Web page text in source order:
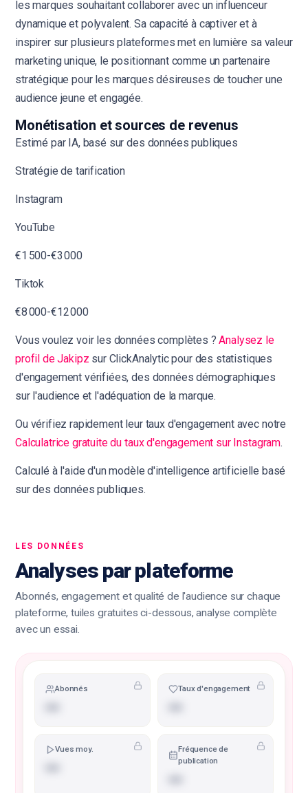
les marques souhaitant collaborer avec un influenceur
dynamique et polyvalent. Sa capacité à captiver et à
inspirer sur plusieurs plateformes met en lumière sa valeur
marketing unique, le positionnant comme un partenaire
stratégique pour les marques désireuses de toucher une
audience jeune et engagée.
Monétisation et sources de revenus
Estimé par IA, basé sur des données publiques
Stratégie de tarification
Instagram
YouTube
€1 500-€3 000
Tiktok
€8 000-€12 000
Vous voulez voir les données complètes ?Analysez le
profil de Jakipz sur ClickAnalytic pour des statistiques
d'engagement vérifiées, des données démographiques
sur l'audience et l'adéquation de la marque.
Ou vérifiez rapidement leur taux d'engagement avec notre
Calculatrice gratuite du taux d'engagement sur Instagram.
Calculé à l'aide d'un modèle d'intelligence artificielle basé
sur des données publiques.
LES DONNÉES
Analyses par plateforme
Abonnés, engagement et qualité de l'audience sur chaque
plateforme, tuiles gratuites ci-dessous, analyse complète
avec un essai.
Abonnés Taux d'engagement
Vues moy.
Fréquence de
publication